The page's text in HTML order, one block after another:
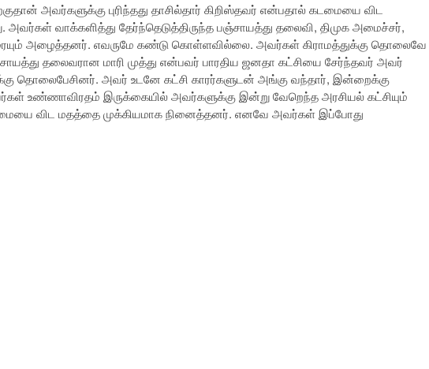
அவர்களுக்கு புரிந்தது தாசில்தார் கிறிஸ்தவர் என்பதால் கடமையை விட
வாக்களித்து தேர்ந்தெடுத்திருந்த பஞ்சாயத்து தலைவி, திமுக அமைச்சர்,
அழைத்தனர். எவருமே கண்டு கொள்ளவில்லை. அவர்கள் கிராமத்துக்கு தொலைவே
தலைவரான மாரி முத்து என்பவர் பாரதிய ஜனதா கட்சியை சேர்ந்தவர் அவர்
தொலைபேசினர். அவர் உடனே கட்சி காரர்களுடன் அங்கு வந்தார், இன்றைக்கு
உண்ணாவிரதம் இருக்கையில் அவர்களுக்கு இன்று வேறெந்த அரசியல் கட்சியும்
விட மதத்தை முக்கியமாக நினைத்தனர். எனவே அவர்கள் இப்போது